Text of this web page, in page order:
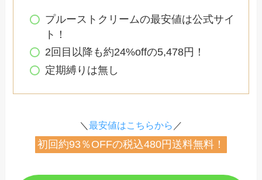
プルーストクリームの最安値は公式サイ
ト！
2回目以降も約24%offの5,478円！
定期縛りは無し
＼ 最安値はこちらから ／
初回約93％OFFの税込480円送料無料！